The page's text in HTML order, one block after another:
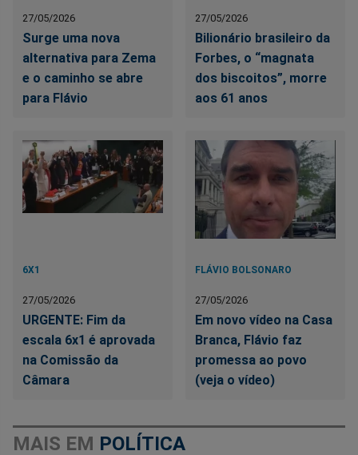
27/05/2026
Surge uma nova
alternativa para Zema
e o caminho se abre
para Flávio
27/05/2026
Bilionário brasileiro da
Forbes, o “magnata
dos biscoitos”, morre
aos 61 anos
6X1
27/05/2026
URGENTE: Fim da
escala 6x1 é aprovada
na Comissão da
Câmara
FLÁVIO BOLSONARO
27/05/2026
Em novo vídeo na Casa
Branca, Flávio faz
promessa ao povo
(veja o vídeo)
MAIS EM POLÍTICA